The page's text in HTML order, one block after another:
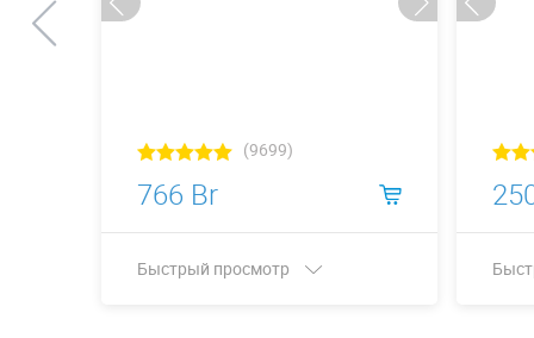
(9699)
766 Br
Быстрый просмотр